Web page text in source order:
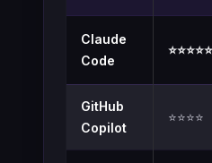
Claude
Code
⭐⭐⭐⭐⭐
GitHub
Copilot
⭐⭐⭐⭐